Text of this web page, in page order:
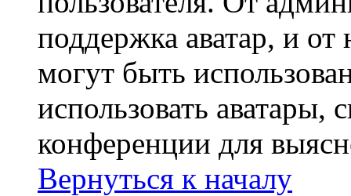
поддержка аватар, и от
могут быть
использовать аватары,
конференции для
Вернуться к началу